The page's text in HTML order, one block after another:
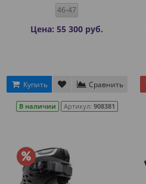
46-47
Цена: 55 300 руб.
Купить Сравнить
В наличии Артикул: 908381